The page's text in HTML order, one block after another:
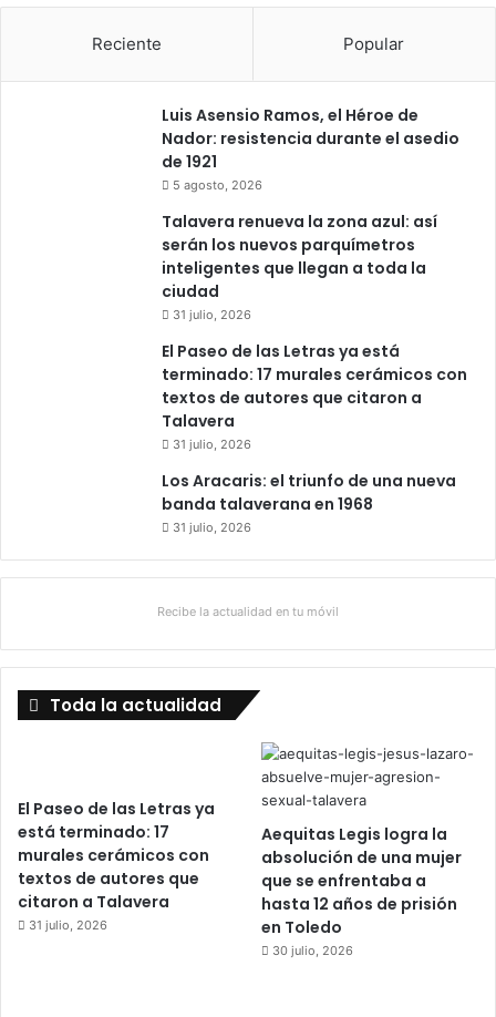
Reciente Popular
Luis Asensio Ramos, el Héroe de
Nador: resistencia durante el asedio
de 1921
5 agosto, 2026
Talavera renueva la zona azul: así
serán los nuevos parquímetros
inteligentes que llegan a toda la
ciudad
31 julio, 2026
El Paseo de las Letras ya está
terminado: 17 murales cerámicos con
textos de autores que citaron a
Talavera
31 julio, 2026
Los Aracaris: el triunfo de una nueva
banda talaverana en 1968
31 julio, 2026
Recibe la actualidad en tu móvil
Toda la actualidad
El Paseo de las Letras ya
está terminado: 17
murales cerámicos con
textos de autores que
citaron a Talavera
31 julio, 2026
Aequitas Legis logra la
absolución de una mujer
que se enfrentaba a
hasta 12 años de prisión
en Toledo
30 julio, 2026